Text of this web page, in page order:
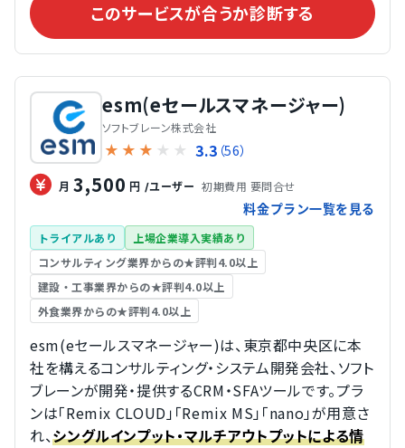
このサービスが合うか診断する
esm(eセールスマネージャー)
ソフトブレーン株式会社
★ ★ ★ ★ ★ 3.3 （56）
月 3,500 円 /ユーザー
初期費用 要問合せ
料金プラン一覧を見る
トライアルあり
上場企業導入実績あり
コンサルティング業界からの★評判4.0以上
建設・工事業界からの★評判4.0以上
外食業界からの★評判4.0以上
esm(eセールスマネージャー)は、東京都中央区に本
社を構えるコンサルティング・システム開発会社、ソフト
ブレーンが開発・提供するCRM・SFAツールです。プラ
ンは「Remix CLOUD」「Remix MS」「nano」が用意さ
れ、シングルインプット・マルチアウトプットによる情